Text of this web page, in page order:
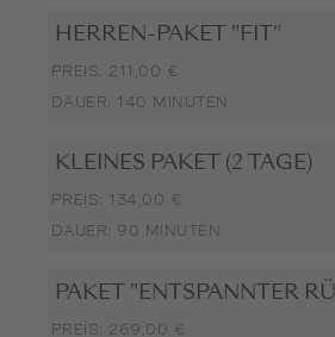
HERREN-PAKET "FIT"
PREIS: 211,00 €
DAUER: 140 MINUTEN
KLEINES PAKET (2 TAGE)
PREIS: 134,00 €
DAUER: 90 MINUTEN
PAKET "ENTSPANNTER
PREIS: 269,00 €